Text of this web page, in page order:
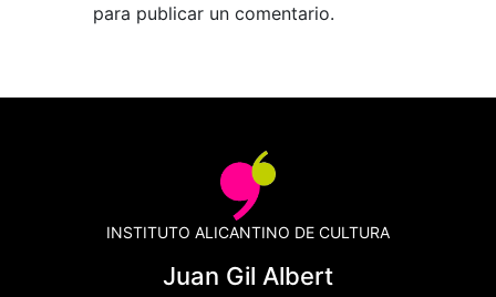
para publicar un comentario.
INSTITUTO ALICANTINO DE CULTURA
Juan Gil Albert